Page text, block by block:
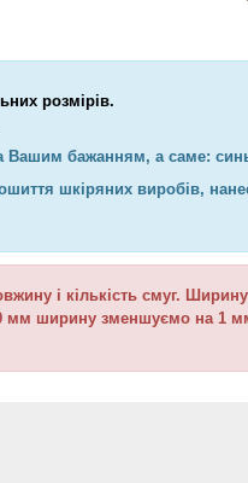
розмірів.
Вашим бажанням, а саме:
шкіряних виробів,
і кількість смуг.
мм ширину зменшуємо на 1